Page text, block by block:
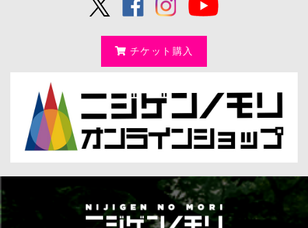
チケット購入